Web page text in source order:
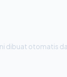
dibuat otomatis